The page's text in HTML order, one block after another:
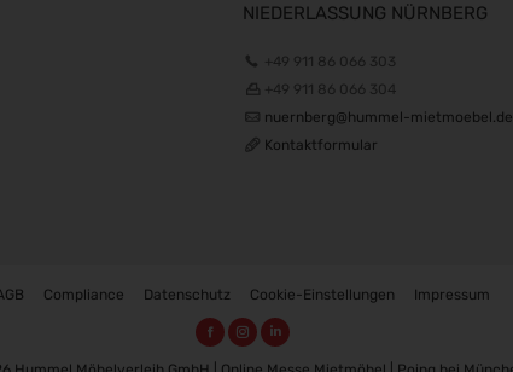
NIEDERLASSUNG NÜRNBERG
+49 911 86 066 303
+49 911 86 066 304
nuernberg@hummel-mietmoebel.de
Kontaktformular
Compliance Datenschutz Cookie-Einstellungen Impressum